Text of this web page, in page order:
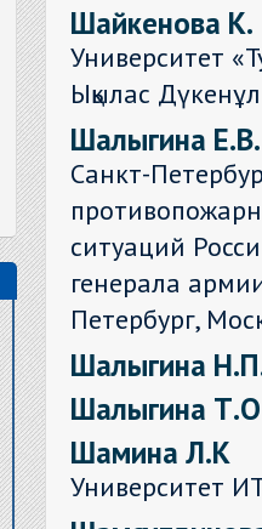
Шайкенова К.
Университет
Ықылас
Шалыгина Е.В.
Санкт-
ситуаций
генерала
Петербург,
Шалыгина
Шалыгина
Шамина Л.К
Университет